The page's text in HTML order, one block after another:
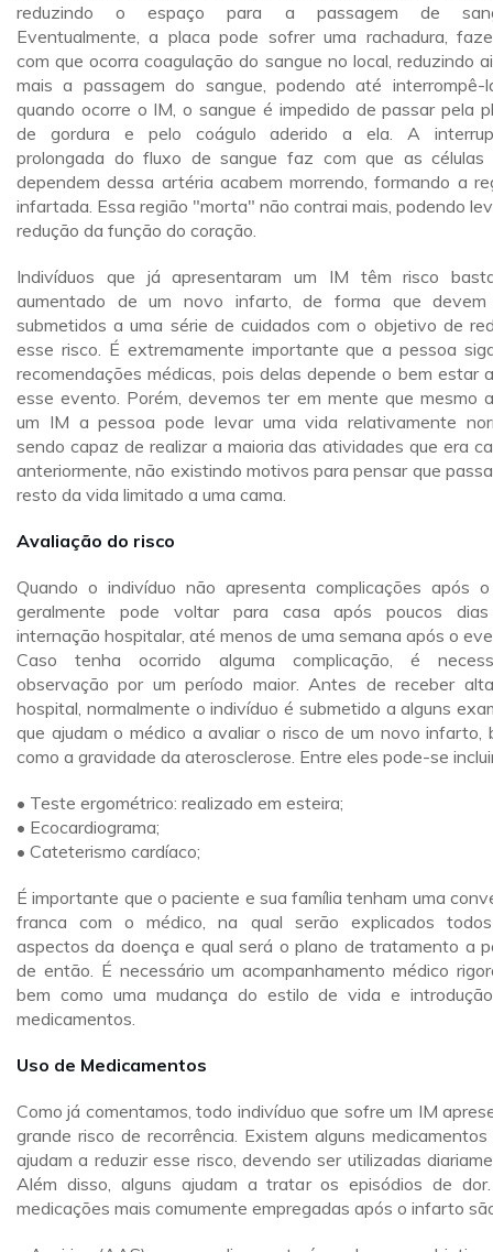
reduzindo o espaço para a passagem de
Eventualmente, a placa pode sofrer uma rachadura,
com que ocorra coagulação do sangue no local, reduzindo
mais a passagem do sangue, podendo até interrompê-
quando ocorre o IM, o sangue é impedido de passar pela
de gordura e pelo coágulo aderido a ela. A
prolongada do fluxo de sangue faz com que as células
dependem dessa artéria acabem morrendo, formando a
infartada. Essa região "morta" não contrai mais, podendo
redução da função do coração.
Indivíduos que já apresentaram um IM têm risco
aumentado de um novo infarto, de forma que
submetidos a uma série de cuidados com o objetivo de
esse risco. É extremamente importante que a pessoa
recomendações médicas, pois delas depende o bem estar
esse evento. Porém, devemos ter em mente que mesmo
um IM a pessoa pode levar uma vida relativamente
sendo capaz de realizar a maioria das atividades que era
anteriormente, não existindo motivos para pensar que
resto da vida limitado a uma cama.
Avaliação do risco
Quando o indivíduo não apresenta complicações após
geralmente pode voltar para casa após poucos
internação hospitalar, até menos de uma semana após o
Caso tenha ocorrido alguma complicação, é
observação por um período maior. Antes de receber
hospital, normalmente o indivíduo é submetido a alguns
que ajudam o médico a avaliar o risco de um novo infarto,
como a gravidade da aterosclerose. Entre eles pode-se
• Teste ergométrico: realizado em esteira;
• Ecocardiograma;
• Cateterismo cardíaco;
É importante que o paciente e sua família tenham uma
franca com o médico, na qual serão explicados
aspectos da doença e qual será o plano de tratamento a
de então. É necessário um acompanhamento médico
bem como uma mudança do estilo de vida e
medicamentos.
Uso de Medicamentos
Como já comentamos, todo indivíduo que sofre um IM
grande risco de recorrência. Existem alguns medicamentos
ajudam a reduzir esse risco, devendo ser utilizadas
Além disso, alguns ajudam a tratar os episódios de
medicações mais comumente empregadas após o infarto